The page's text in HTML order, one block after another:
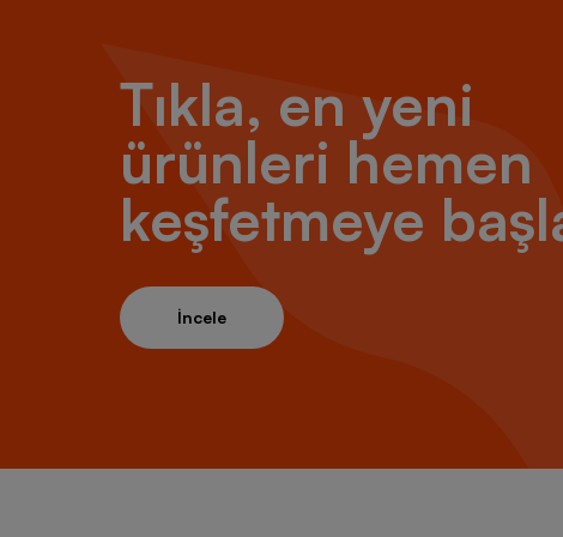
bedende
oturması
Koşu giyim
koşu
Koşu
Koşu
Koşu
Naylon,
Tıkla, en yeni
ürünleri hemen
keşfetmeye
İncele